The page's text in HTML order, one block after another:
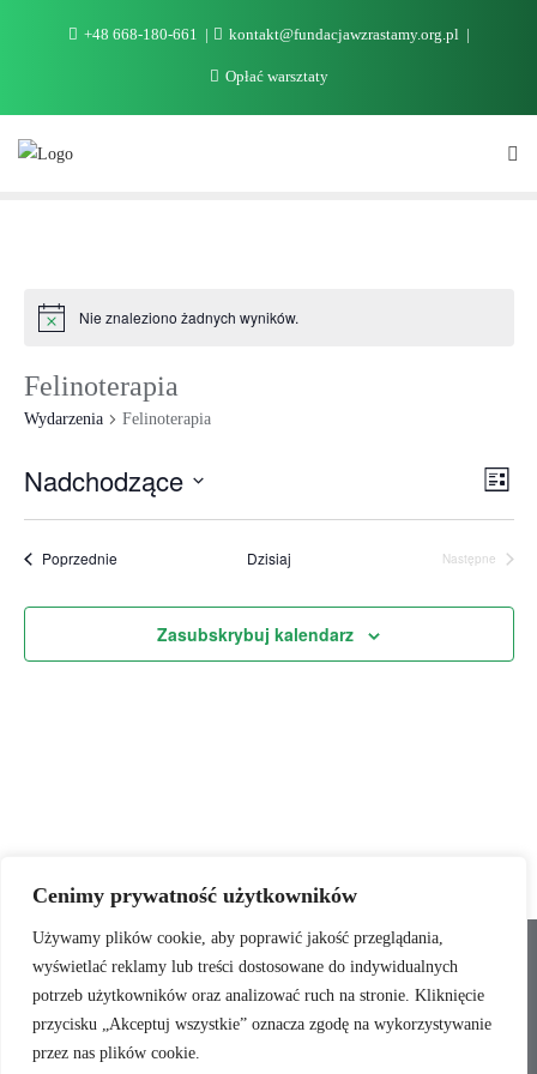
Cenimy prywatność użytkowników
Używamy plików cookie, aby poprawić jakość przeglądania,
wyświetlać reklamy lub treści dostosowane do indywidualnych
potrzeb użytkowników oraz analizować ruch na stronie. Kliknięcie
przycisku „Akceptuj wszystkie” oznacza zgodę na wykorzystywanie
przez nas plików cookie.
+48 668-180-661 kontakt@fundacjawzrastamy.org.pl
Opłać warsztaty
Nie znaleziono żadnych wyników.
Felinoterapia
Wydarzenia Felinoterapia
Lista
Nadchodzące
PoprzednieWydarzenia Dzisiaj
Następne
Zasubskrybuj kalendarz
Polityka prywatności RODO
Regulamin
Oświadczenie dostępności
Kontakt
Copyright ©2026 FUNDACJA WZRASTAMY . All rights reserved.